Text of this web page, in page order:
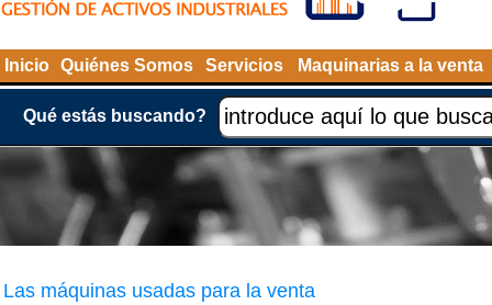
Inicio Quiénes Somos Servicios Maquinarias a la venta
Qué estás buscando?
Las máquinas usadas para la venta